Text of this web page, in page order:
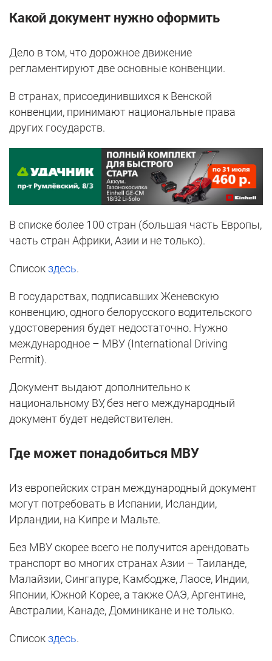
Какой документ нужно оформить
Дело в том, что дорожное движение
регламентируют две основные конвенции.
В странах, присоединившихся к Венской
конвенции, принимают национальные права
других государств.
В списке более 100 стран (большая часть Европы,
часть стран Африки, Азии и не только).
Список здесь.
В государствах, подписавших Женевскую
конвенцию, одного белорусского водительского
удостоверения будет недостаточно. Нужно
международное – МВУ (International Driving
Permit).
Документ выдают дополнительно к
национальному ВУ, без него международный
документ будет недействителен.
Где может понадобиться МВУ
Из европейских стран международный документ
могут потребовать в Испании, Исландии,
Ирландии, на Кипре и Мальте.
Без МВУ скорее всего не получится арендовать
транспорт во многих странах Азии – Таиланде,
Малайзии, Сингапуре, Камбодже, Лаосе, Индии,
Японии, Южной Корее, а также ОАЭ, Аргентине,
Австралии, Канаде, Доминикане и не только.
Список здесь.